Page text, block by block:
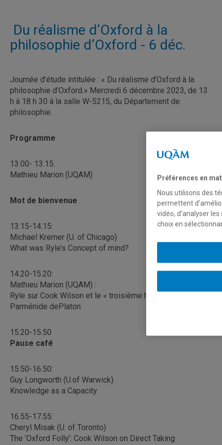
Du réalisme d’Oxford à la
philosophie d’Oxford - 6 déc.
Journée d’étude intitulée : « Du réalisme d’Oxford à la
philosophie d’Oxford.» Mercredi 6 décembre 2023, de 13
h à 18 h 30 à la salle W-5215, du Département de
philosophie.
Programme
13.00- 13.15:
Mathieu Marion (UQAM)
Mot de bienvenue
13.15-14.15:
Michael Kremer (U. of Chicago)
What was Ryle’s Concept of mind?
14.20-15.20:
Mathieu Marion (UQAM) :
Ryle sur Cook Wilson et le « troisième homme » dans le
Parménide dePlaton
15.20-15.50
Pause café
15.50-16.50:
Guy Longworth (U.of Warwick)
Knowledge as a Capacity
16.55-17.55:
Cheryl Misak (U. of Toronto)
The ‘Oxford Folly’: Cook Wilson on Direct Taking
Préférences en
Nous utilisons des
permettent
vidéo, d’analyser
choix en